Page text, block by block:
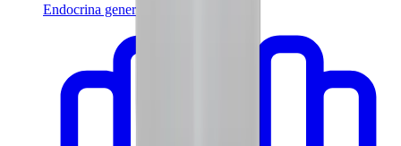
Endocrina general